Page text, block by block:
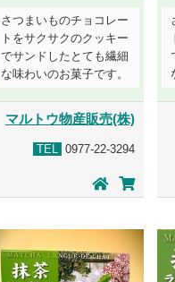
さつまいものチョコレー
トをサクサクのクッキー
でサンドしたとても繊細
な味わいのお菓子です。
マルトウ物産販売(株)
TEL 0977-22-3294